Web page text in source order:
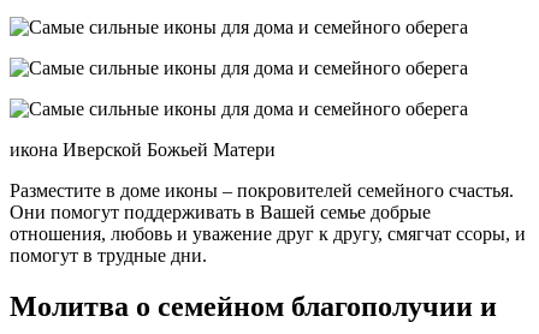
икона Иверской Божьей Матери
Разместите в доме иконы – покровителей семейного счастья.
Они помогут поддерживать в Вашей семье добрые
отношения, любовь и уважение друг к другу, смягчат ссоры, и
помогут в трудные дни.
Молитва о семейном благополучии и